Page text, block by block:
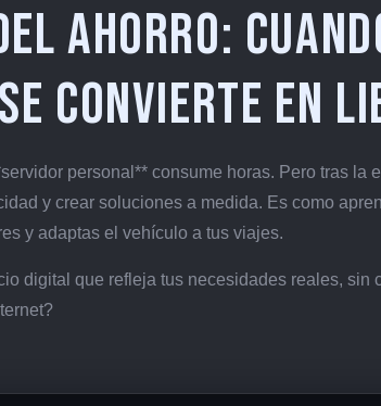
ahorro:
convierte en
personal** consume horas. Pero tras la
y crear soluciones a medida. Es como
y adaptas el vehículo a tus viajes.
digital que refleja tus necesidades reales, sin